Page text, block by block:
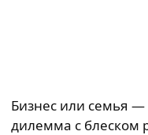
Бизнес или семья —
дилемма с блеском